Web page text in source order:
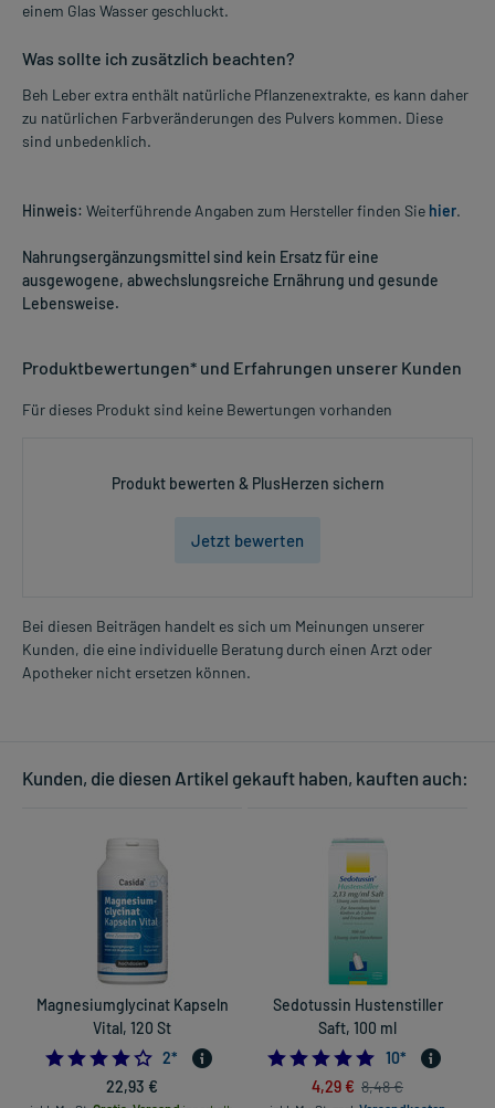
einem Glas Wasser geschluckt.
Was sollte ich zusätzlich beachten?
Beh Leber extra enthält natürliche Pflanzenextrakte, es kann daher
zu natürlichen Farbveränderungen des Pulvers kommen. Diese
sind unbedenklich.
Hinweis: Weiterführende Angaben zum Hersteller finden Sie hier.
Nahrungsergänzungsmittel sind kein Ersatz für eine
ausgewogene, abwechslungsreiche Ernährung und gesunde
Lebensweise.
Produktbewertungen* und Erfahrungen unserer Kunden
Für dieses Produkt sind keine Bewertungen vorhanden
Produkt bewerten & PlusHerzen sichern
Jetzt bewerten
Bei diesen Beiträgen handelt es sich um Meinungen unserer
Kunden, die eine individuelle Beratung durch einen Arzt oder
Apotheker nicht ersetzen können.
Kunden, die diesen Artikel gekauft haben, kauften auch:
Magnesiumglycinat Kapseln
Vital, 120 St
4.0
2*
22,93 €
Sedotussin Hustenstiller
Saft, 100 ml
4.7
10*
4,29 € 8,48 €